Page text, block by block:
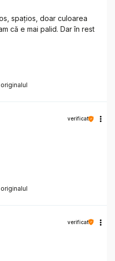
spațios, doar culoarea
că e mai palid. Dar în rest
verificat
verificat